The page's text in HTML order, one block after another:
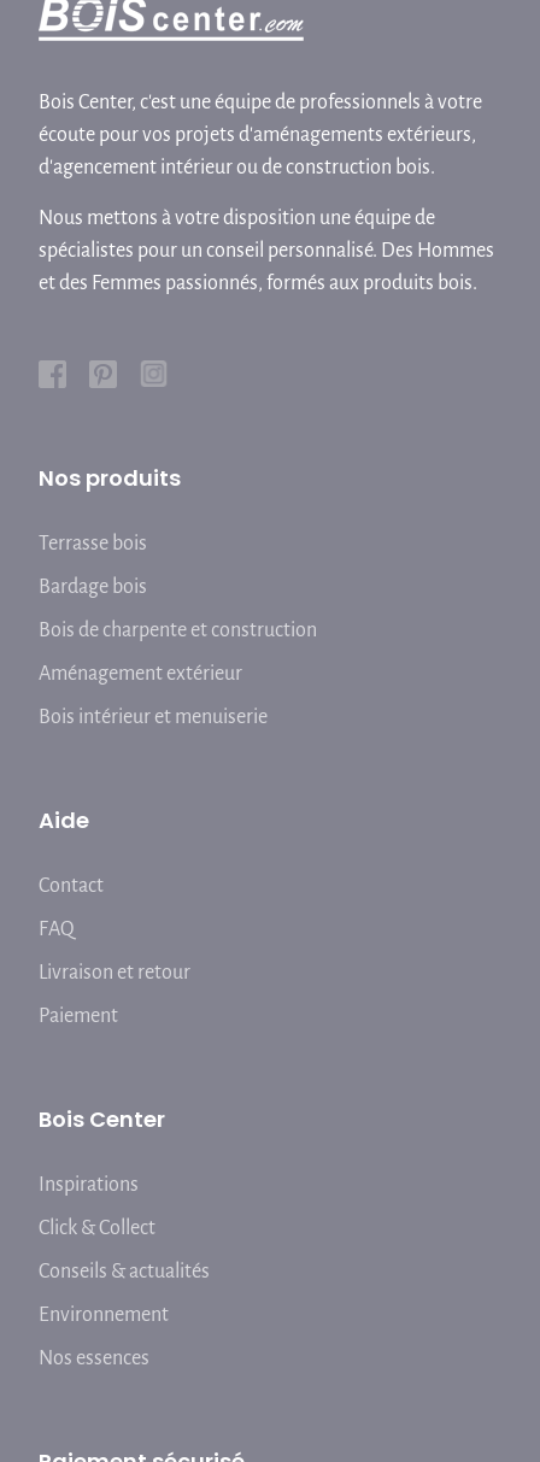
Bois Center, c'est une équipe de professionnels à votre
écoute pour vos projets d'aménagements extérieurs,
d'agencement intérieur ou de construction bois.
Nous mettons à votre disposition une équipe de
spécialistes pour un conseil personnalisé. Des Hommes
et des Femmes passionnés, formés aux produits bois.
Nos produits
Terrasse bois
Bardage bois
Bois de charpente et construction
Aménagement extérieur
Bois intérieur et menuiserie
Aide
Contact
FAQ
Livraison et retour
Paiement
Bois Center
Inspirations
Click & Collect
Conseils & actualités
Environnement
Nos essences